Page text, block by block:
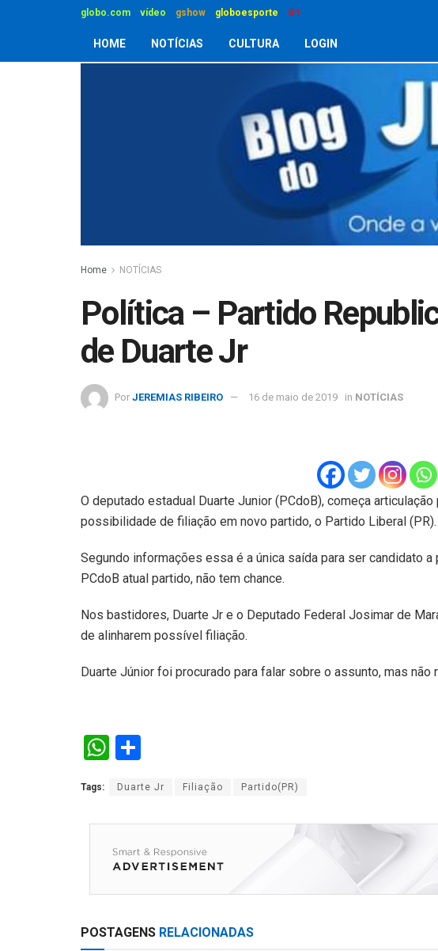
globo.com vídeo gshow globoesporte G1
HOME NOTÍCIAS CULTURA LOGIN
Home NOTÍCIAS
Política – Partido
de Duarte Jr
Por JEREMIAS RIBEIRO 16 de maio de 2019 in NOTÍCIAS
O deputado estadual Duarte Junior (PCdoB), começa
possibilidade de filiação em novo partido, o Partido Liberal (PR).
Segundo informações essa é a única saída para ser candidato
PCdoB atual partido, não tem chance.
Nos bastidores, Duarte Jr e o Deputado Federal Josimar de
de alinharem possível filiação.
Duarte Júnior foi procurado para falar sobre o assunto, mas não
W
at
s
A
p
p
ar
e
Tags: Duarte Jr Filiação Partido(PR)
POSTAGENS RELACIONADAS